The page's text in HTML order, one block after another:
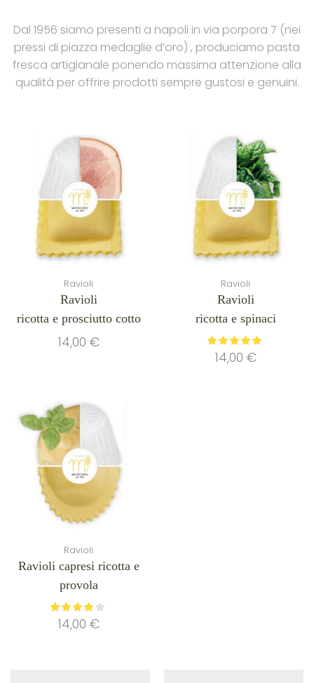
Dal 1956 siamo presenti a napoli in via porpora 7 (nei
pressi di piazza medaglie d’oro) , produciamo pasta
fresca artigianale ponendo massima attenzione alla
qualità per offrire prodotti sempre gustosi e genuini.
REGISTRATI PER RICEVERE SUBITO IL
Some promo words
Ravioli
Ravioli
ricotta e prosciutto cotto
14,00 €
Ravioli
Ravioli
ricotta e spinaci
14,00 €
Ravioli
Ravioli capresi ricotta e
provola
14,00 €